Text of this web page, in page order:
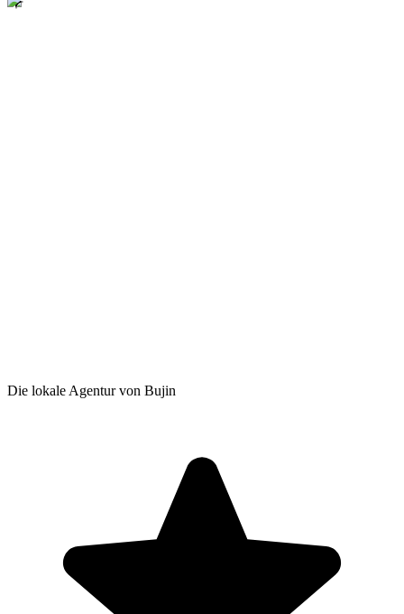
Die lokale Agentur von Bujin